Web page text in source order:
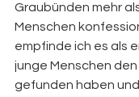
Graubünden mehr
Menschen
empfinde ich es als
junge Menschen
gefunden haben